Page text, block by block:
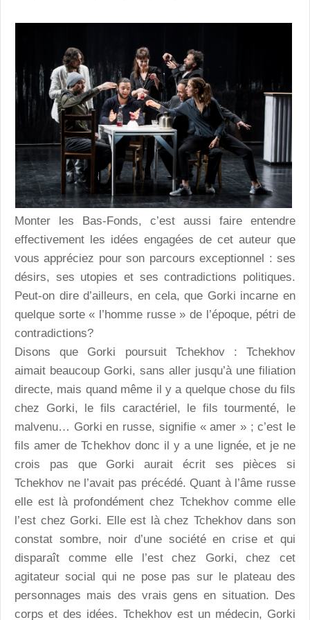
Monter les Bas-Fonds, c’est aussi faire entendre
effectivement les idées engagées de cet auteur que
vous appréciez pour son parcours exceptionnel : ses
désirs, ses utopies et ses contradictions politiques.
Peut-on dire d’ailleurs, en cela, que Gorki incarne en
quelque sorte « l’homme russe » de l’époque, pétri de
contradictions?
Disons que Gorki poursuit Tchekhov : Tchekhov
aimait beaucoup Gorki, sans aller jusqu’à une filiation
directe, mais quand même il y a quelque chose du fils
chez Gorki, le fils caractériel, le fils tourmenté, le
malvenu… Gorki en russe, signifie « amer » ; c’est le
fils amer de Tchekhov donc il y a une lignée, et je ne
crois pas que Gorki aurait écrit ses pièces si
Tchekhov ne l’avait pas précédé. Quant à l’âme russe
elle est là profondément chez Tchekhov comme elle
l’est chez Gorki. Elle est là chez Tchekhov dans son
constat sombre, noir d’une société en crise et qui
disparaît comme elle l’est chez Gorki, chez cet
agitateur social qui ne pose pas sur le plateau des
personnages mais des vrais gens en situation. Des
corps et des idées. Tchekhov est un médecin, Gorki